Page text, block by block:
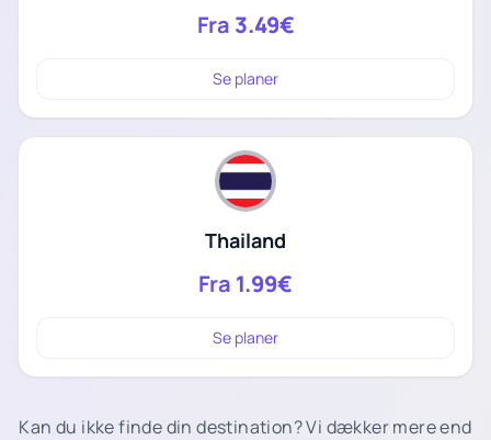
Fra 3.49€
Se planer
Thailand
Fra 1.99€
Se planer
Kan du ikke finde din destination? Vi dækker mere end